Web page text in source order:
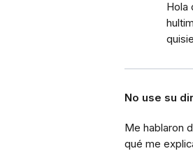
Hola
No use su
Me hablaron
qué me